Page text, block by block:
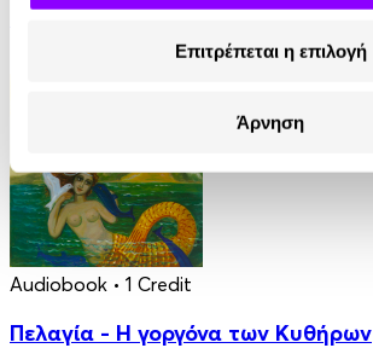
Επιτρέπεται η επιλογή
Άρνηση
Audiobook • 1 Credit
Πελαγία - Η γοργόνα των Κυθήρων